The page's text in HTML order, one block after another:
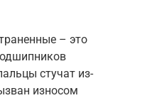
– это
стучат из-
износом